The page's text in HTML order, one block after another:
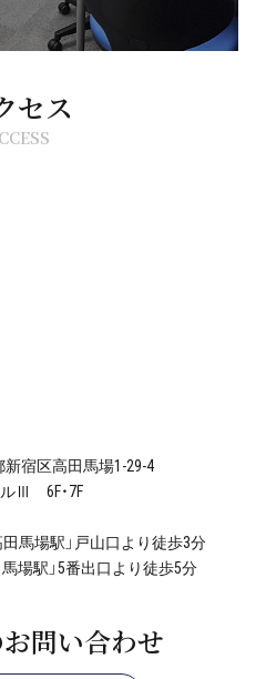
セス
新宿区高田馬場1-29-4
Ⅲ 6F・7F
田馬場駅」戸山口より徒歩3分
場駅」5番出口より徒歩5分
問い合わせ